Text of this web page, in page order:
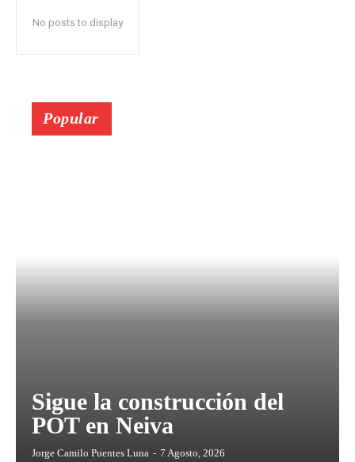
No posts to display
Popular
Sigue la construcción del
POT en Neiva
Jorge Camilo Puentes Luna - 7 Agosto, 2026